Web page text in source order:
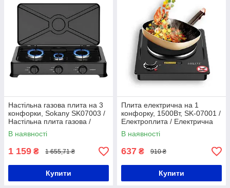
Настільна газова плита на 3
конфорки, Sokany SK07003 /
Настільна плита газова /
Газовий Таганок
В наявності
1 159 ₴ 1 655,71 ₴
Купити
Плита електрична на 1
конфорку, 1500Вт, SK-07001 /
Електроплита / Електрична
плита
В наявності
637 ₴ 910 ₴
Купити